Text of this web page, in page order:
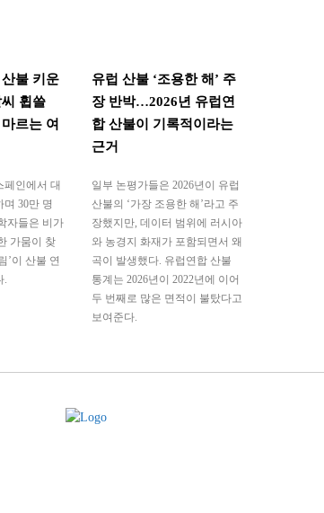
불 키운
휩쓸
르는 여
페인에서 대
30만 명
자들은 비가
가뭄이 찾
’이 산불 연
유럽 산불 ‘조용한 해’ 주
장 반박…2026년 유럽연
합 산불이 기록적이라는
근거
일부 논평가들은 2026년이 유럽
산불의 ‘가장 조용한 해’라고 주
장했지만, 데이터 범위에 러시아
와 농경지 화재가 포함되면서 왜
곡이 발생했다. 유럽연합 산불
통계는 2026년이 2022년에 이어
두 번째로 많은 면적이 불탔다고
보여준다.